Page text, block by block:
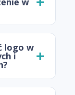
logo w
i